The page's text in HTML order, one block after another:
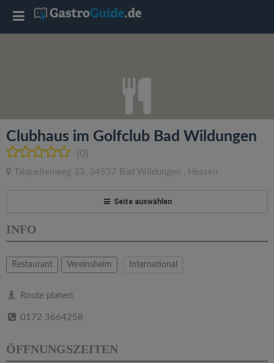
Clubhaus im Golfclub Bad Wildungen
(0)
Talquellenweg 33, 34537 Bad Wildungen , Hessen
Seite auswählen
INFO
Restaurant Vereinsheim International
Route planen
0172 3664258
ÖFFNUNGSZEITEN
T
l
e
a
v